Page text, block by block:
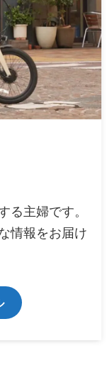
る主婦です。
情報をお届け